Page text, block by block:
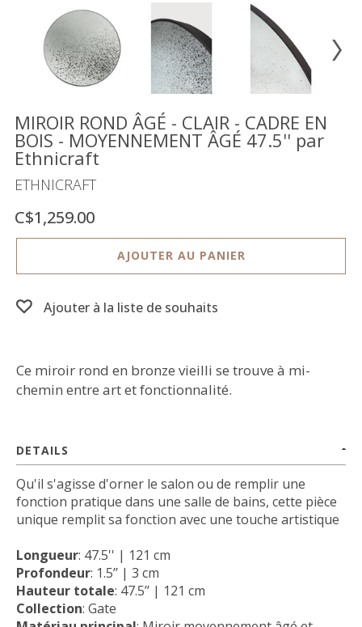
LISTE
SOUHAITS
US
MIROIR ROND ÂGÉ - CLAIR - CADRE EN
BOIS - MOYENNEMENT ÂGÉ 47.5'' par
Ethnicraft
ETHNICRAFT
C$1,259.00
AJOUTER AU PANIER
Ajouter à la liste de souhaits
Ce miroir rond en bronze vieilli se trouve à mi-
chemin entre art et fonctionnalité.
DETAILS
Qu'il s'agisse d'orner le salon ou de remplir une
fonction pratique dans une salle de bains, cette pièce
unique remplit sa fonction avec une touche artistique
Longueur: 47.5'' | 121 cm
Profondeur: 1.5’’ | 3 cm
Hauteur totale: 47.5’’ | 121 cm
Collection: Gate